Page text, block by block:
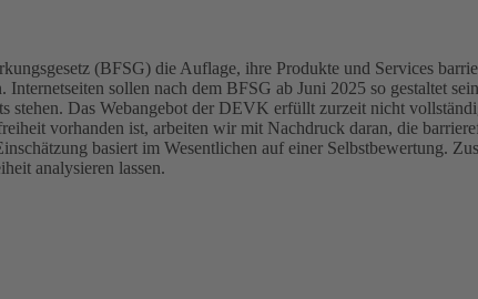
(BFSG) die Auflage, ihre Produkte und Services
sollen nach dem BFSG ab Juni 2025 so gestaltet
stehen. Das Webangebot der DEVK erfüllt zurzeit nicht
vorhanden ist, arbeiten wir mit Nachdruck daran, die
basiert im Wesentlichen auf einer Selbstbewertung.
analysieren lassen.